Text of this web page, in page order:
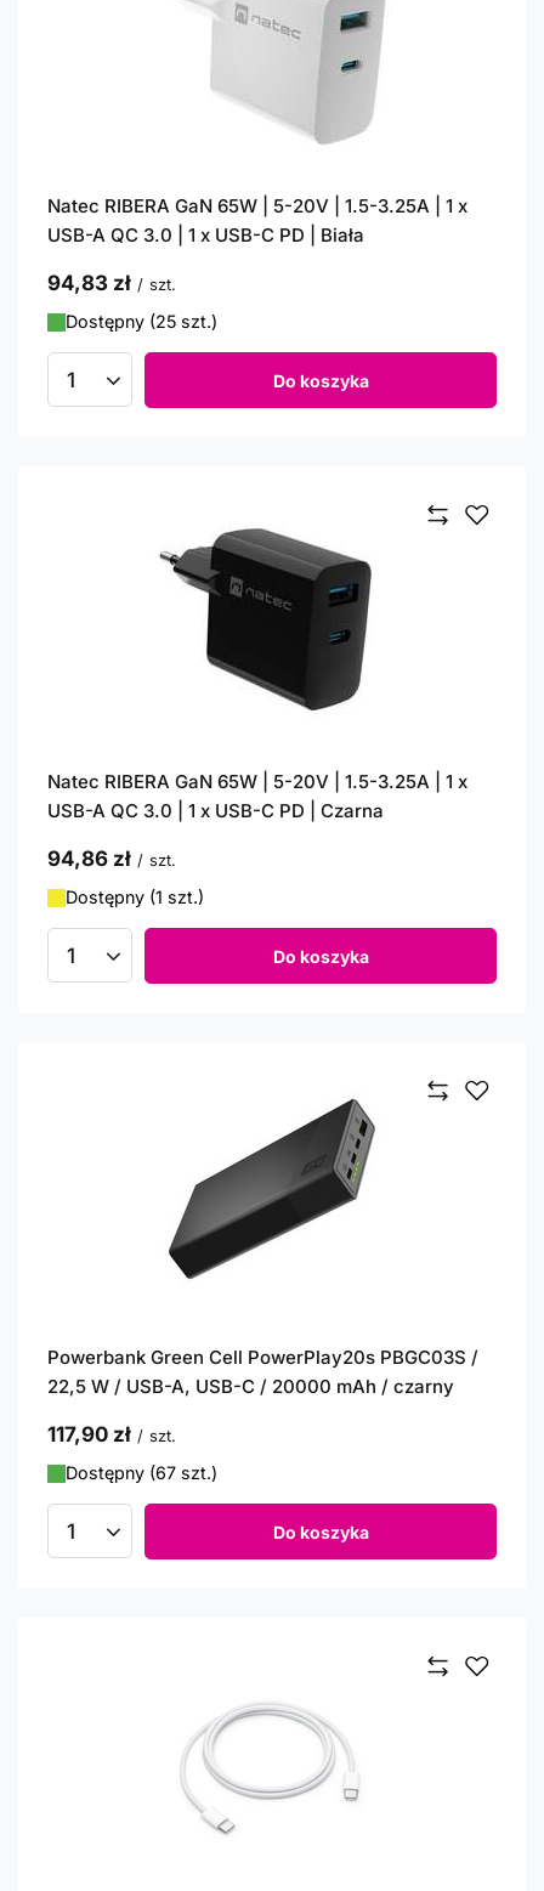
Natec RIBERA GaN 65W | 5-20V | 1.5-3.25A | 1 x
USB-A QC 3.0 | 1 x USB-C PD | Biała
94,83 zł / szt.
Dostępny (25 szt.)
Ilość produktów Do koszyka
Natec RIBERA GaN 65W | 5-20V | 1.5-3.25A | 1 x
USB-A QC 3.0 | 1 x USB-C PD | Czarna
94,86 zł / szt.
Dostępny (1 szt.)
Ilość produktów Do koszyka
Powerbank Green Cell PowerPlay20s PBGC03S /
22,5 W / USB-A, USB-C / 20000 mAh / czarny
117,90 zł / szt.
Dostępny (67 szt.)
Ilość produktów Do koszyka